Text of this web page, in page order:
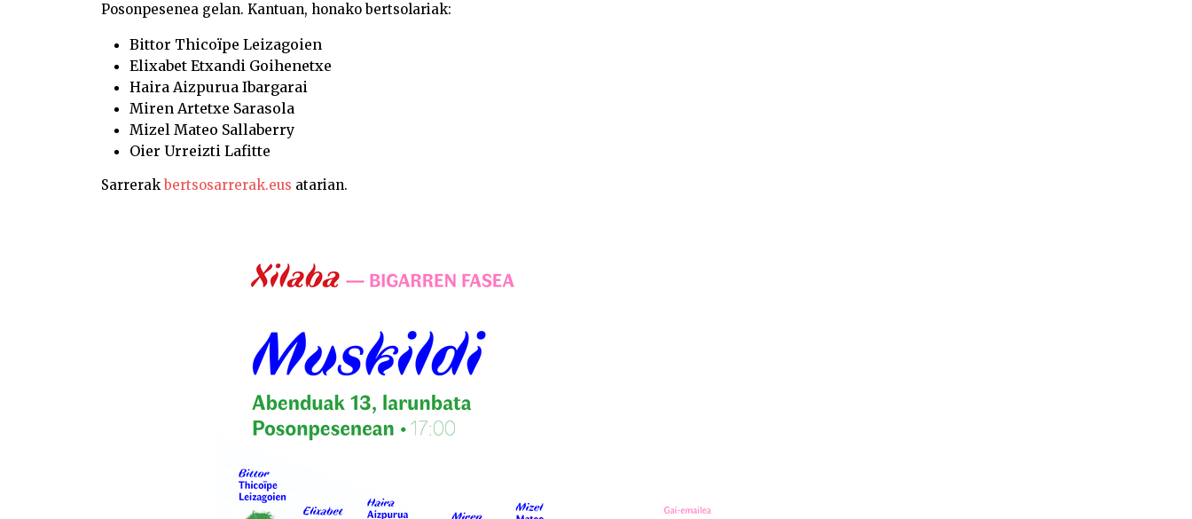
Posonpesenea gelan. Kantuan, honako bertsolariak:
Bittor Thicoïpe Leizagoien
Elixabet Etxandi Goihenetxe
Haira Aizpurua Ibargarai
Miren Artetxe Sarasola
Mizel Mateo Sallaberry
Oier Urreizti Lafitte
Sarrerakbertsosarrerak.eus atarian.